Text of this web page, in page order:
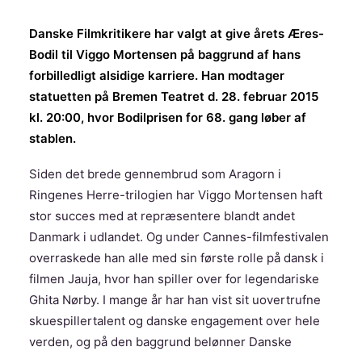
Danske Filmkritikere har valgt at give årets Æres-
Bodil til Viggo Mortensen på baggrund af hans
forbilledligt alsidige karriere. Han modtager
statuetten på Bremen Teatret d. 28. februar 2015
kl. 20:00, hvor Bodilprisen for 68. gang løber af
stablen.
Siden det brede gennembrud som Aragorn i
Ringenes Herre-trilogien har Viggo Mortensen haft
stor succes med at repræsentere blandt andet
Danmark i udlandet. Og under Cannes-filmfestivalen
overraskede han alle med sin første rolle på dansk i
filmen Jauja, hvor han spiller over for legendariske
Ghita Nørby. I mange år har han vist sit uovertrufne
skuespillertalent og danske engagement over hele
verden, og på den baggrund belønner Danske